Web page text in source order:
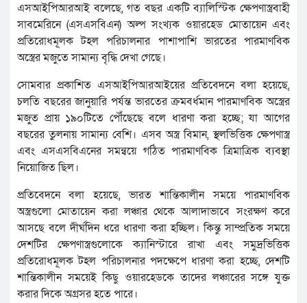
এসআইপিআরআই বলেছে, গত বছর একটি ব্যালিস্টিক ক্ষেপণাস্ত্রবাহী
সাবমেরিনে (এসএসবিএন) অল্প সংখ্যক ওয়ারহেড মোতায়েন এবং
প্রতিরোধমূলক টহল পরিচালনার পাশাপাশি ভারতের পারমাণবিক
অস্ত্রের মজুতে সামান্য বৃদ্ধি দেখা গেছে।
সোমবার প্রকাশিত এসআইপিআরআইয়ের প্রতিবেদনে বলা হয়েছে,
চলতি বছরের জানুয়ারি পর্যন্ত ভারতের ক্রমবর্ধমান পারমাণবিক অস্ত্রের
মজুত প্রায় ১৯০টিতে পৌঁছেছে বলে ধারণা করা হচ্ছে; যা আগের
বছরের তুলনায় সামান্য বেশি। এসব অস্ত্র বিমান, স্থলভিত্তিক ক্ষেপণাস্ত্র
এবং এসএসবিএনের সমন্বয়ে গঠিত পারমাণবিক ত্রিমাত্রিক ব্যবস্থা
নিয়োজিত ছিল।
প্রতিবেদনে বলা হয়েছে, ভারত শান্তিকালীন সময়ে পারমাণবিক
অস্ত্রগুলো মোতায়েন করা লঞ্চার থেকে আলাদাভাবে সংরক্ষণ করে
আসছে বলে দীর্ঘদিন ধরে ধারণা করা হচ্ছিল। কিন্তু সাম্প্রতিক সময়ে
দেশটির ক্ষেপণাস্ত্রগুলোকে ক্যানিস্টারে রাখা এবং সমুদ্রভিত্তিক
প্রতিরোধমূলক টহল পরিচালনার পদক্ষেপে ধারণা করা হচ্ছে, দেশটি
শান্তিকালীন সময়েই কিছু ওয়ারহেডকে তাদের লঞ্চারের সঙ্গে যুক্ত
করার দিকে অগ্রসর হতে পারে।